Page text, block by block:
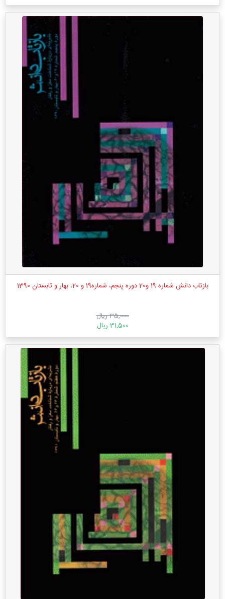
بازتاب دانش شماره 19 و20 دوره پنجم، شماره19 و 20، بهار و تابستان 1390
35,000 ریال
31,500 ریال